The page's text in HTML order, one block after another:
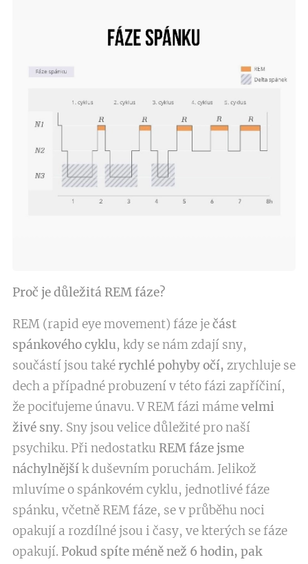
Proč je důležitá REM fáze?
REM (rapid eye movement) fáze ječást
spánkového cyklu, kdy se nám zdají sny,
součástí jsou také rychlé pohyby očí, zrychluje se
dech a případné probuzení v této fázi zapříčiní,
že pociťujeme únavu. V REM fázi mámevelmi
živé sny. Sny jsou velice důležité pro naší
psychiku. Při nedostatku REM fáze jsme
náchylnějšík duševním poruchám. Jelikož
mluvíme o spánkovém cyklu, jednotlivé fáze
spánku, včetně REM fáze, se v průběhu noci
opakují a rozdílné jsou i časy, ve kterých se fáze
opakují. Pokud spíte méně než 6 hodin, pak